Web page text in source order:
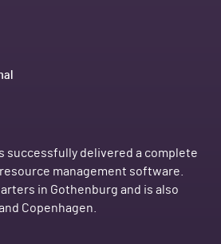
successfully delivered a complete
management software.
in Gothenburg and is also
Copenhagen.